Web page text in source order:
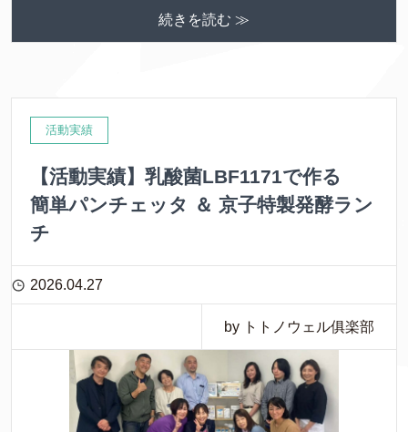
続きを読む ≫
活動実績
【活動実績】乳酸菌LBF1171で作る
簡単パンチェッタ ＆ 京子特製発酵ラン
チ
2026.04.27
by トトノウェル俱楽部